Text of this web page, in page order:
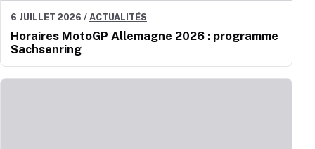
6 JUILLET 2026 / ACTUALITÉS
Horaires MotoGP Allemagne 2026 : programme
Sachsenring